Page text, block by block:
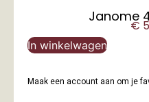
Janome
€
In winkelwagen
Maak een account aan om je